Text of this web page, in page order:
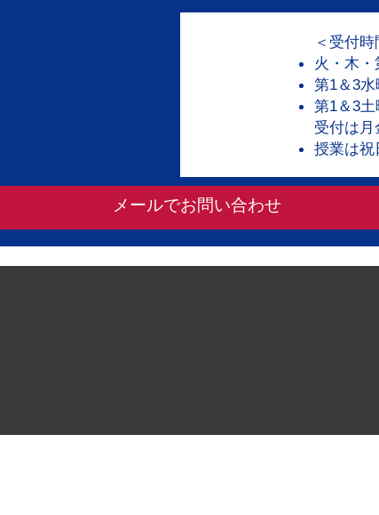
＜受付
火・木・
第1＆3
第1＆3
受付は
授業は祝
メールでお問い合わせ